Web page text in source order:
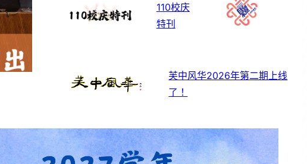
110校庆
特刊
芙中风华2026年第二期上线
了！